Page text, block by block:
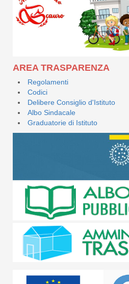
AREA TRASPARENZA
Regolamenti
Codici
Delibere Consiglio d'Istituto
Albo Sindacale
Graduatorie di Istituto